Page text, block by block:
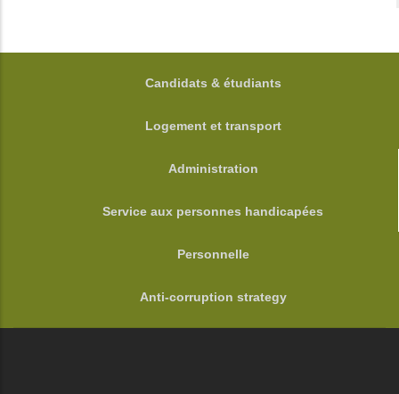
FOOTER
Candidats & étudiants
Logement et transport
Administration
Service aux personnes handicapées
Personnelle
Anti-corruption strategy